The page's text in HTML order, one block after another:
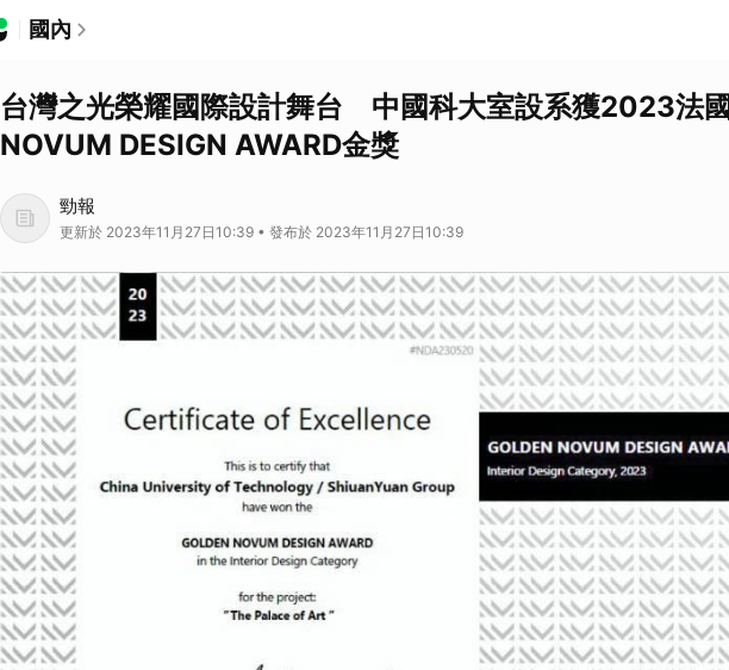
國內
台灣之光榮耀國際設計舞台 中國科大室設系獲2023法國
NOVUM DESIGN AWARD金獎
勁報
更新於 2023年11月27日10:39 • 發布於 2023年11月27日10:39